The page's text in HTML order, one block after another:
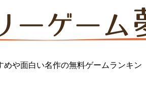
めや面白い名作の無料ゲームランキン